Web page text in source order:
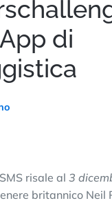
di
risale al 3
britannico Neil